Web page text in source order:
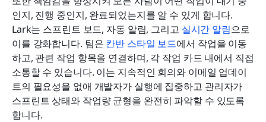
인지, 진행 중인지, 완료되었는지를 알 수 있게 합니다.
Lark는 스프린트 보드, 자동 알림, 그리고 실시간 알림으로
이를 강화합니다. 팀은 칸반 스타일 보드에서 작업을 이동
하고, 관련 작업 항목을 연결하며, 각 작업 카드 내에서 직접
소통할 수 있습니다. 이는 지속적인 회의와 이메일 업데이
트의 필요성을 없애 개발자가 실행에 집중하고 관리자가
스프린트 상태와 작업량 균형을 완전히 파악할 수 있도록
합니다.